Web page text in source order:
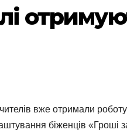
вже отримали
біженців «Гроші